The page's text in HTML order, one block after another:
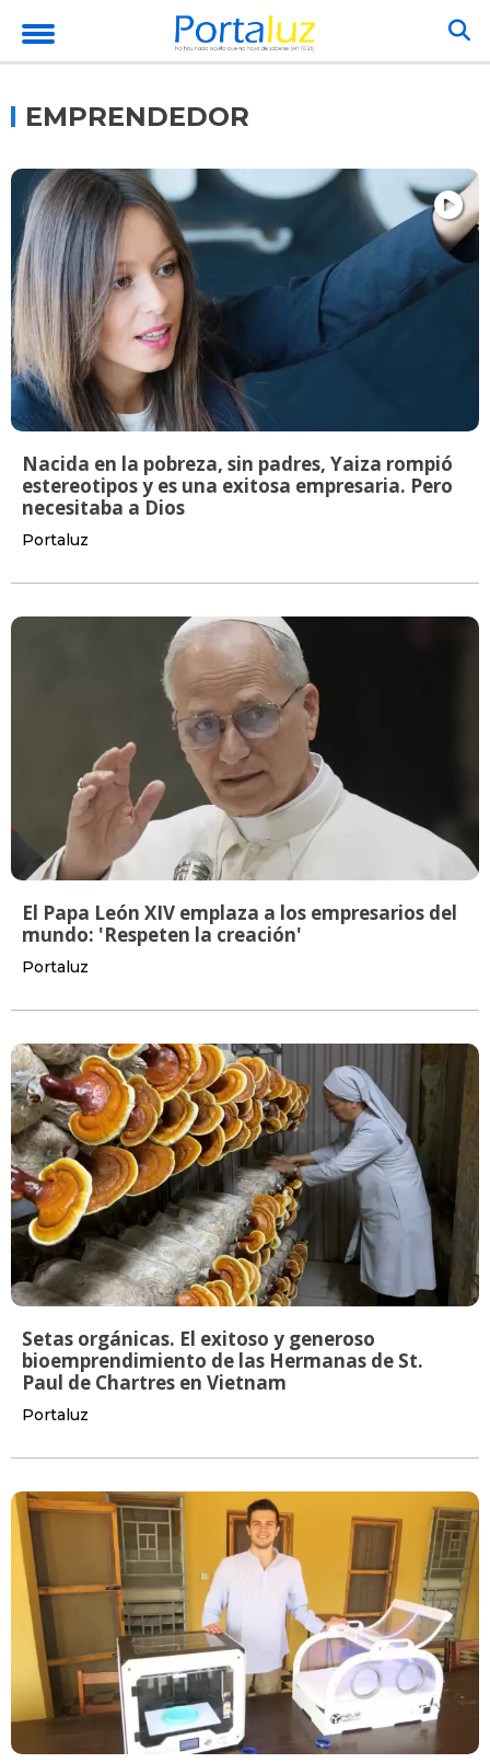
EMPRENDEDOR
Nacida en la pobreza, sin padres, Yaiza rompió
estereotipos y es una exitosa empresaria. Pero
necesitaba a Dios
Portaluz
El Papa León XIV emplaza a los empresarios del
mundo: 'Respeten la creación'
Portaluz
Setas orgánicas. El exitoso y generoso
bioemprendimiento de las Hermanas de St.
Paul de Chartres en Vietnam
Portaluz